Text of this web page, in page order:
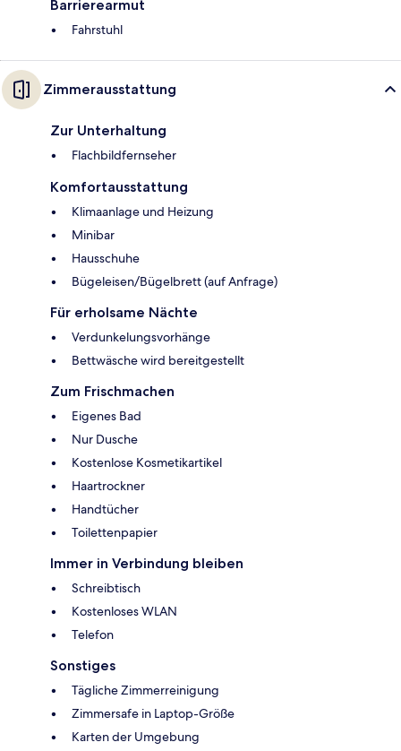
Barrierearmut
Fahrstuhl
Zimmerausstattung
Zur Unterhaltung
Flachbildfernseher
Komfortausstattung
Klimaanlage und Heizung
Minibar
Hausschuhe
Bügeleisen/Bügelbrett (auf Anfrage)
Für erholsame Nächte
Verdunkelungsvorhänge
Bettwäsche wird bereitgestellt
Zum Frischmachen
Eigenes Bad
Nur Dusche
Kostenlose Kosmetikartikel
Haartrockner
Handtücher
Toilettenpapier
Immer in Verbindung bleiben
Schreibtisch
Kostenloses WLAN
Telefon
Sonstiges
Tägliche Zimmerreinigung
Zimmersafe in Laptop-Größe
Karten der Umgebung